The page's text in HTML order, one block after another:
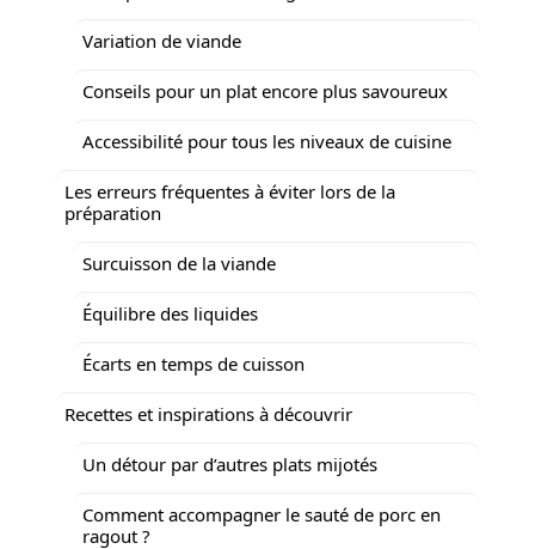
Variation de viande
Conseils pour un plat encore plus savoureux
Accessibilité pour tous les niveaux de cuisine
Les erreurs fréquentes à éviter lors de la
préparation
Surcuisson de la viande
Équilibre des liquides
Écarts en temps de cuisson
Recettes et inspirations à découvrir
Un détour par d’autres plats mijotés
Comment accompagner le sauté de porc en
ragout ?